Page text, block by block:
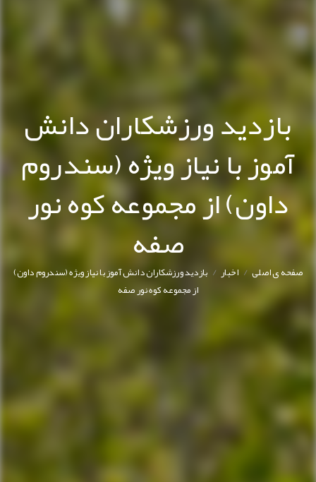
بازدید ورزشکاران دانش
آموز با نیاز ویژه (سندروم
داون) از مجموعه کوه نور
صفه
صفحه ی اصلی/اخبار/ بازدید ورزشکاران دانش آموز با نیاز ویژه (سندروم داون)
از مجموعه کوه نور صفه